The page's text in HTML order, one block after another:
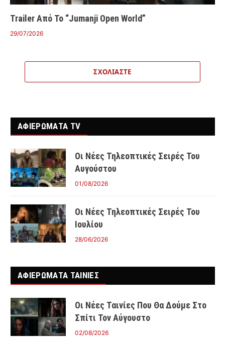
Trailer Από Το “Jumanji Open World”
29/07/2026
ΣΧΟΛΙΆΣΤΕ
ΑΦΙΕΡΩΜΑΤΑ TV
Οι Νέες Τηλεοπτικές Σειρές Του
Αυγούστου
01/08/2026
Οι Νέες Τηλεοπτικές Σειρές Του
Ιουλίου
28/06/2026
ΑΦΙΕΡΩΜΑΤΑ ΤΑΙΝΊΕΣ
Οι Νέες Ταινίες Που Θα Δούμε Στο
Σπίτι Τον Αύγουστο
02/08/2026